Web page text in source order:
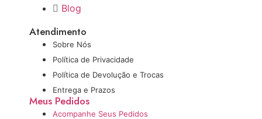
Blog
Atendimento
Sobre Nós
Política de Privacidade
Política de Devolução e Trocas
Entrega e Prazos
Meus Pedidos
Acompanhe Seus Pedidos